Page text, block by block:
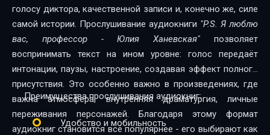
25_P.S.-Ya-lyublyu-vas-professor
27_Epilog
голосу диктора, качественной записи и, конечно же, силе
самой истории. Прослушивание аудиокниги "P.S. Я люблю
вас, профессор - Юлия Ханевская" позволяет
воспринимать текст на ином уровне: голос передаёт
интонации, паузы, настроение, создавая эффект полного
присутствия. Это особенно важно в произведениях, где
важна атмосфера, внутренняя драматургия, личные
переживания персонажей. Благодаря этому формат
аудиокниг становится всё популярнее - его выбирают как
Преимущества прослушивания аудиокниг:
Удобство и мобильность